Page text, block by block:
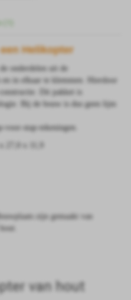
Helikopter
onderdelen uit de
in elkaar te klemmen. Hierdoor
Dit pakket is
Bij de bouw is dus geen lijm
voor-stap-tekeningen.
x 11,9
zijn gemaakt van
van hout